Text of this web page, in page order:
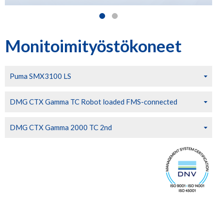
Monitoimityöstökoneet
Puma SMX3100 LS
DMG CTX Gamma TC Robot loaded FMS-connected
DMG CTX Gamma 2000 TC 2nd